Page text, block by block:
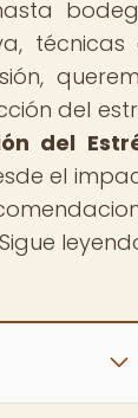
técnicas
del
del
el